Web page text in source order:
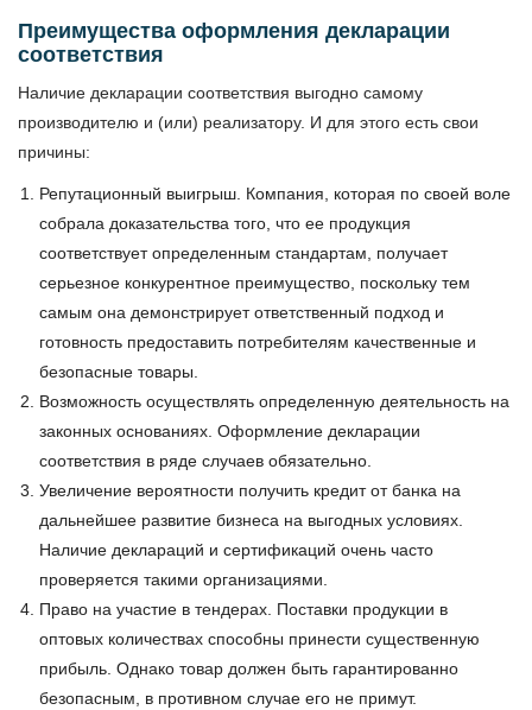
Преимущества оформления декларации
соответствия
Наличие декларации соответствия выгодно самому
производителю и (или) реализатору. И для этого есть свои
причины:
Репутационный выигрыш. Компания, которая по своей воле
собрала доказательства того, что ее продукция
соответствует определенным стандартам, получает
серьезное конкурентное преимущество, поскольку тем
самым она демонстрирует ответственный подход и
готовность предоставить потребителям качественные и
безопасные товары.
Возможность осуществлять определенную деятельность на
законных основаниях. Оформление декларации
соответствия в ряде случаев обязательно.
Увеличение вероятности получить кредит от банка на
дальнейшее развитие бизнеса на выгодных условиях.
Наличие деклараций и сертификаций очень часто
проверяется такими организациями.
Право на участие в тендерах. Поставки продукции в
оптовых количествах способны принести существенную
прибыль. Однако товар должен быть гарантированно
безопасным, в противном случае его не примут.